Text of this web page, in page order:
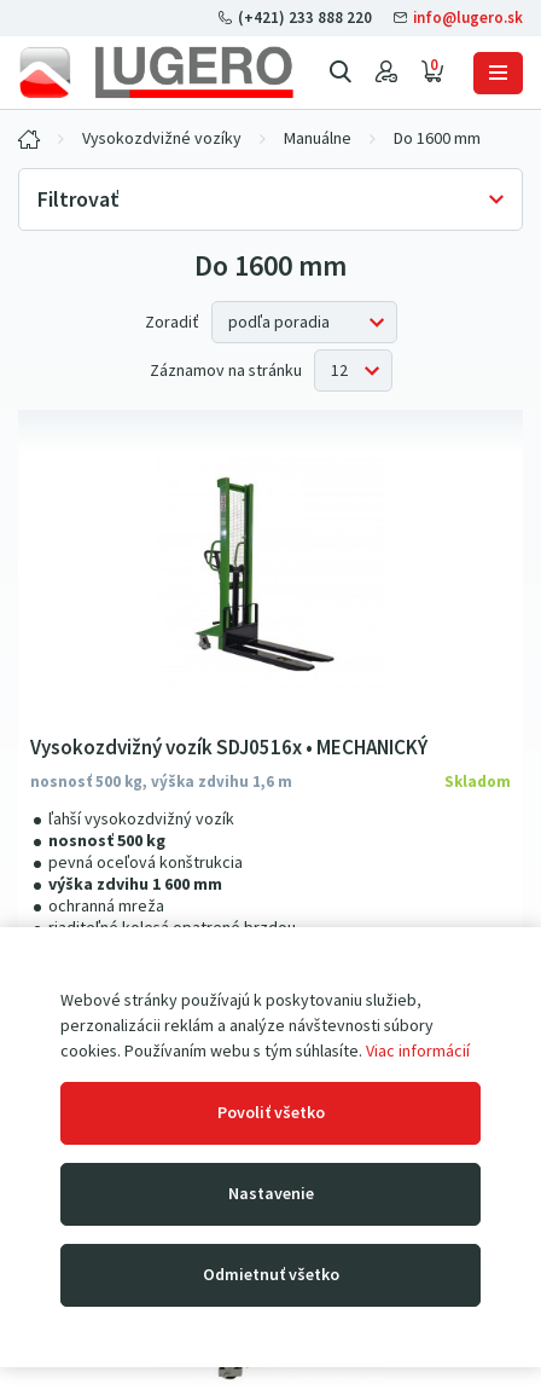
Webové stránky používajú k poskytovaniu služieb,
perzonalizácii reklám a analýze návštevnosti súbory
cookies. Používaním webu s tým súhlasíte. Viac informácií
Povoliť všetko
Nastavenie
Odmietnuť všetko
0
(+421) 233 888 220 info@lugero.sk
Vysokozdvižné vozíky Manuálne Do 1600 mm
Filtrovať
Skladová dostupnosť
Cena bez DPH
Do 1600 mm
Zoradiť
Záznamov na stránku
Vysokozdvižný vozík SDJ0516x • MECHANICKÝ
nosnosť 500 kg, výška zdvihu 1,6 m
ľahší vysokozdvižný vozík
nosnosť 500 kg
pevná oceľová konštrukcia
výška zdvihu 1 600 mm
ochranná mreža
riaditeľné kolesá opatrené brzdou
Skladom
57500€
25€s DPH